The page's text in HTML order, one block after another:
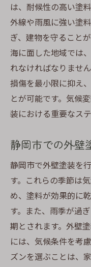
は、耐候性の高い塗
外線や雨風に強い塗
ぎ、建物を守ること
海に面した地域では
れなければなりませ
損傷を最小限に抑え
とが可能です。気候
装における重要なステ
静岡市での外壁
静岡市で外壁塗装を
す。これらの季節は
め、塗料が効果的に
す。また、雨季が過
期とされます。外壁
には、気候条件を考
ズンを選ぶことは、